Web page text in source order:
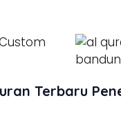
Terbaru